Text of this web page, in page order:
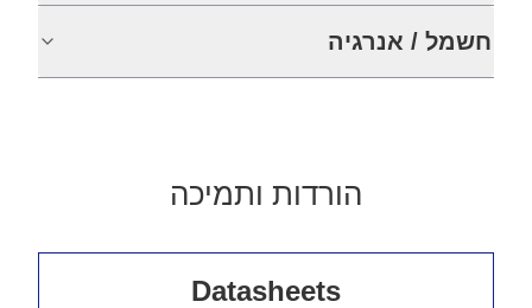
חשמל / אנרגיה
הורדות ותמיכה
Datasheets